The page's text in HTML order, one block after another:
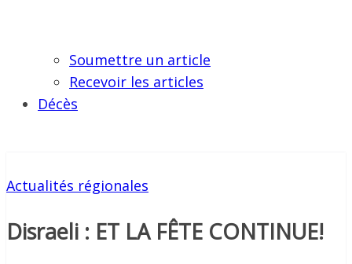
Soumettre un article
Recevoir les articles
Décès
Actualités régionales
Disraeli : ET LA FÊTE CONTINUE!